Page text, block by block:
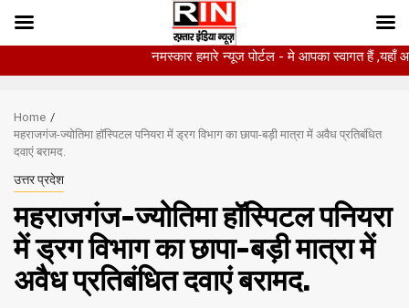
नमस्कार हमारे न्यूज पोर्टल - मे आपका स्वागत हैं ,यहाँ आपको हमेसा
content
Home
महराजगंज-ज्योतिमा हॉस्पिटल पनियरा में ड्रग विभाग का छापा-बड़ी मात्रा में अवैध प्रतिबंधित
दवाएं बरामद.
उत्तर प्रदेश
महराजगंज-ज्योतिमा हॉस्पिटल पनियरा
में ड्रग विभाग का छापा-बड़ी मात्रा में
अवैध प्रतिबंधित दवाएं बरामद.